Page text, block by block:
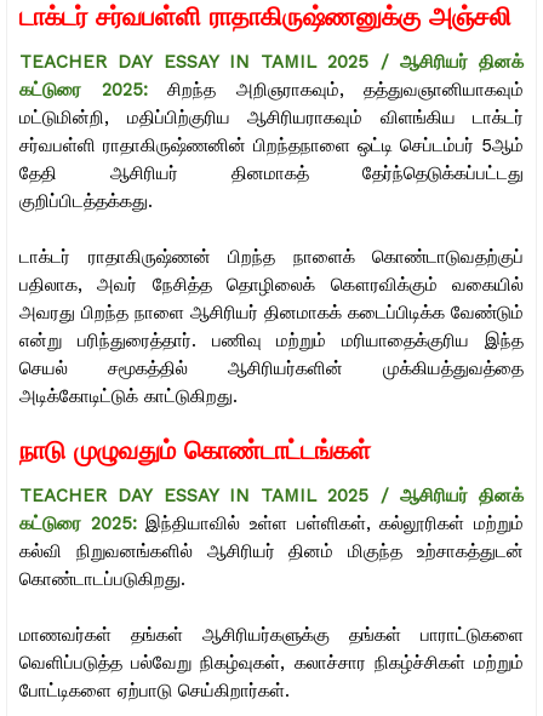
டாக்டர் சர்வபள்ளி ராதாகிருஷ்ணனுக்கு அஞ்சலி
TEACHER DAY ESSAY IN TAMIL 2025 / ஆசிரியர் தினக்
கட்டுரை 2025: சிறந்த அறிஞராகவும், தத்துவஞானியாகவும்
மட்டுமின்றி, மதிப்பிற்குரிய ஆசிரியராகவும் விளங்கிய டாக்டர்
சர்வபள்ளி ராதாகிருஷ்ணனின் பிறந்தநாளை ஒட்டி செப்டம்பர் 5ஆம்
தேதி ஆசிரியர் தினமாகத் தேர்ந்தெடுக்கப்பட்டது
குறிப்பிடத்தக்கது.
டாக்டர் ராதாகிருஷ்ணன் பிறந்த நாளைக் கொண்டாடுவதற்குப்
பதிலாக, அவர் நேசித்த தொழிலைக் கௌரவிக்கும் வகையில்
அவரது பிறந்த நாளை ஆசிரியர் தினமாகக் கடைப்பிடிக்க வேண்டும்
என்று பரிந்துரைத்தார். பணிவு மற்றும் மரியாதைக்குரிய இந்த
செயல் சமூகத்தில் ஆசிரியர்களின் முக்கியத்துவத்தை
அடிக்கோடிட்டுக் காட்டுகிறது.
நாடு முழுவதும் கொண்டாட்டங்கள்
TEACHER DAY ESSAY IN TAMIL 2025 / ஆசிரியர் தினக்
கட்டுரை 2025:இந்தியாவில் உள்ள பள்ளிகள், கல்லூரிகள் மற்றும்
கல்வி நிறுவனங்களில் ஆசிரியர் தினம் மிகுந்த உற்சாகத்துடன்
கொண்டாடப்படுகிறது.
மாணவர்கள் தங்கள் ஆசிரியர்களுக்கு தங்கள் பாராட்டுகளை
வெளிப்படுத்த பல்வேறு நிகழ்வுகள், கலாச்சார நிகழ்ச்சிகள் மற்றும்
போட்டிகளை ஏற்பாடு செய்கிறார்கள்.